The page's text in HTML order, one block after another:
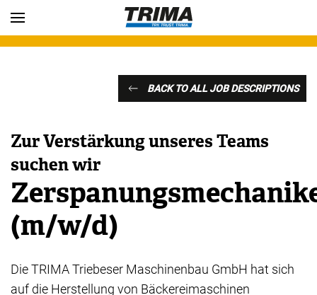
BACK TO ALL JOB DESCRIPTIONS
Zur Verstärkung unseres Teams
suchen wir
(m/w/d)
Die TRIMA Triebeser Maschinenbau GmbH hat sich
auf die Herstellung von Bäckereimaschinen